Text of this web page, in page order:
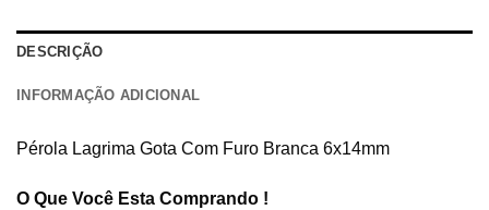
DESCRIÇÃO
INFORMAÇÃO ADICIONAL
Pérola Lagrima Gota Com Furo Branca 6x14mm
O Que Você Esta Comprando !